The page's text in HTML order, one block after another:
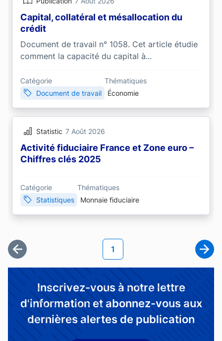
Capital, collatéral et mésallocation du
crédit
Document de travail n° 1058. Cet article étudie
comment la capacité du capital à...
Catégorie
Document de travail
Thématiques
Économie
Statistic 7 Août 2026
Activité fiduciaire France et Zone euro –
Chiffres clés 2025
Catégorie
Statistiques
Thématiques
Monnaie fiduciaire
Première page
Page courante
1
Inscrivez-vous à notre lettre
d'information et abonnez-vous aux
dernières alertes de publication